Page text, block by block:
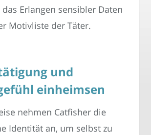
Erlangen sensibler Daten
Motivliste der Täter.
und
einheimsen
nehmen Catfisher die
Identität an, um selbst zu